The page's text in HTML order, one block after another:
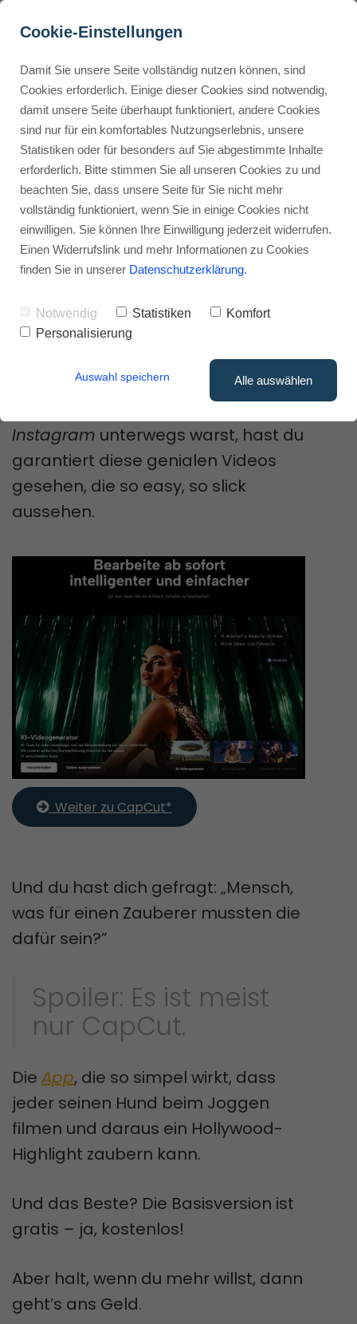
Buyer Personas erstellen
Landingpage optimieren
Internal Linking Tool
Was kostet CapCut 2026?
Entdecke die Preise und
Features!
Werbehinweis: Links mit Sternchen (*) sind Affiliate-Links. Kaufst
du darüber ein, erhalte ich eine Provision – ohne Mehrkosten für
dich.
Stephan Ochmann
CapCut kostet wirklich nicht viel–
höchstens Zeit und den einen oder
Instagram unterwegs warst, hast du
garantiert diese genialen Videos
gesehen, die so easy, so slick
aussehen.
  Weiter zu CapCut*
Und du hast dich gefragt: „Mensch,
was für einen Zauberer mussten die
dafür sein?”
Spoiler: Es ist meist
nur CapCut.
Die App, die so simpel wirkt, dass
jeder seinen Hund beim Joggen
filmen und daraus ein Hollywood-
Highlight zaubern kann.
Und das Beste? Die Basisversion ist
gratis – ja, kostenlos!
Aber halt, wenn du mehr willst, dann
geht’s ans Geld.
Cookie-Einstellungen
Damit Sie unsere Seite vollständig nutzen können, sind
Cookies erforderlich. Einige dieser Cookies sind notwendig,
damit unsere Seite überhaupt funktioniert, andere Cookies
sind nur für ein komfortables Nutzungserlebnis, unsere
Statistiken oder für besonders auf Sie abgestimmte Inhalte
erforderlich. Bitte stimmen Sie all unseren Cookies zu und
beachten Sie, dass unsere Seite für Sie nicht mehr
vollständig funktioniert, wenn Sie in einige Cookies nicht
einwilligen. Sie können Ihre Einwilligung jederzeit widerrufen.
Einen Widerrufslink und mehr Informationen zu Cookies
finden Sie in unserer Datenschutzerklärung.
Notwendig Statistiken
Komfort
Personalisierung
Auswahl speichern Alle auswählen